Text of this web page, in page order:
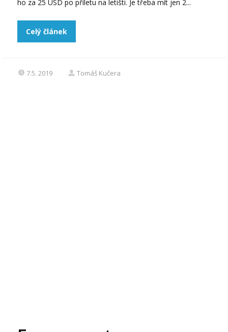
ho za 25 USD po příletu na letišti. Je třeba mít jen 2...
Celý článek
7.5. 2019 Tomáš Kučera